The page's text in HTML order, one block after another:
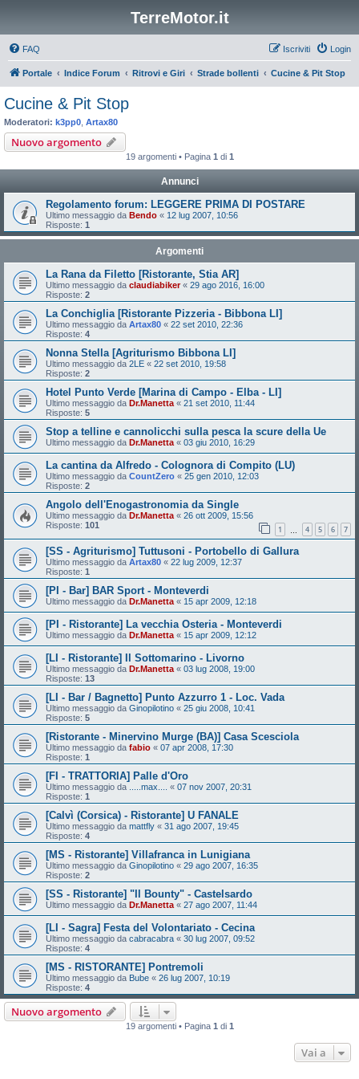
TerreMotor.it
FAQ Login
Iscriviti
Portale Indice Forum Ritrovi e Giri Strade bollenti Cucine & Pit Stop
Cucine & Pit Stop
Moderatori: k3pp0 Artax80
Nuovo argomento
19 argomenti • Pagina 1 di 1
Annunci
Regolamento forum: LEGGERE PRIMA DI POSTARE
Ultimo messaggio da Bendo « 12 lug 2007, 10:56
Risposte: 1
Argomenti
La Rana da Filetto [Ristorante, Stia AR]
Ultimo messaggio da claudiabiker« 29 ago 2016, 16:00
Risposte: 2
La Conchiglia [Ristorante Pizzeria - Bibbona LI]
Ultimo messaggio da Artax80 « 22 set 2010, 22:36
Risposte: 4
Nonna Stella [Agriturismo Bibbona LI]
Ultimo messaggio da 2LE « 22 set 2010, 19:58
Risposte: 2
Hotel Punto Verde [Marina di Campo - Elba - LI]
Ultimo messaggio da Dr.Manetta « 21 set 2010, 11:44
Risposte: 5
Stop a telline e cannolicchi sulla pesca la scure della Ue
Ultimo messaggio da Dr.Manetta « 03 giu 2010, 16:29
La cantina da Alfredo - Colognora di Compito (LU)
Ultimo messaggio da CountZero « 25 gen 2010, 12:03
Risposte: 2
Angolo dell'Enogastronomia da Single
Ultimo messaggio da Dr.Manetta « 26 ott 2009, 15:56
Risposte: 101 1 4 5 6 7
[SS - Agriturismo] Tuttusoni - Portobello di Gallura
Ultimo messaggio da Artax80 « 22 lug 2009, 12:37
Risposte: 1
[PI - Bar] BAR Sport - Monteverdi
Ultimo messaggio da Dr.Manetta « 15 apr 2009, 12:18
[PI - Ristorante] La vecchia Osteria - Monteverdi
Ultimo messaggio da Dr.Manetta « 15 apr 2009, 12:12
[LI - Ristorante] Il Sottomarino - Livorno
Ultimo messaggio da Dr.Manetta « 03 lug 2008, 19:00
Risposte: 13
[LI - Bar / Bagnetto] Punto Azzurro 1 - Loc. Vada
Ultimo messaggio da Ginopilotino « 25 giu 2008, 10:41
Risposte: 5
[Ristorante - Minervino Murge (BA)] Casa Scesciola
Ultimo messaggio da fabio « 07 apr 2008, 17:30
Risposte: 1
[FI - TRATTORIA] Palle d'Oro
Ultimo messaggio da .....max.... « 07 nov 2007, 20:31
Risposte: 1
[Calvì (Corsica) - Ristorante] U FANALE
Ultimo messaggio da mattfly « 31 ago 2007, 19:45
Risposte: 4
[MS - Ristorante] Villafranca in Lunigiana
Ultimo messaggio da Ginopilotino « 29 ago 2007, 16:35
Risposte: 2
[SS - Ristorante] "Il Bounty" - Castelsardo
Ultimo messaggio da Dr.Manetta « 27 ago 2007, 11:44
[LI - Sagra] Festa del Volontariato - Cecina
Ultimo messaggio da cabracabra « 30 lug 2007, 09:52
Risposte: 4
[MS - RISTORANTE] Pontremoli
Ultimo messaggio da Bube « 26 lug 2007, 10:19
Risposte: 4
Nuovo argomento
19 argomenti • Pagina 1 di 1
Vai a